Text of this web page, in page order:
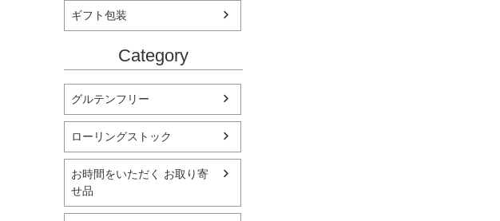
ギフト包装
Category
グルテンフリー
ローリングストック
お時間をいただく お取り寄
せ品